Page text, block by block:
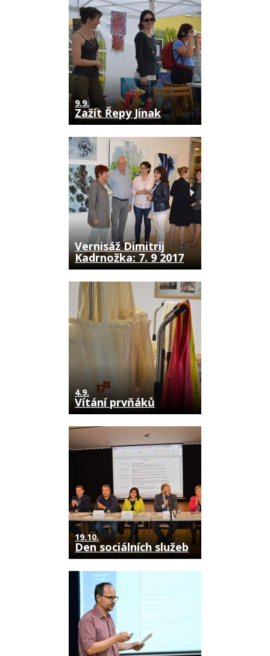
9.9.
Zažít Řepy Jinak
Vernisáž Dimitrij
Kadrnožka: 7. 9 2017
4.9.
Vítání prvňáků
19.10.
Den sociálních služeb